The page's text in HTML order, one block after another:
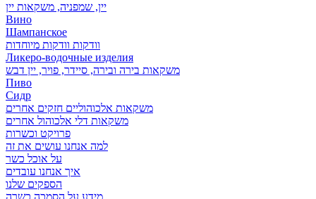
יין, שמפניה, משקאות יין
Вино
Шампанское
וודקות וודקות מיוחדות
Ликеро-водочные изделия
משקאות בירה ובירה, סיידר, פויר, יין דבש
Пиво
Сидр
משקאות אלכוהוליים חזקים אחרים
משקאות דלי אלכוהול אחרים
פרויקט וכשרות
למה אנחנו עושים את זה
על אוכל כשר
איך אנחנו עובדים
הספקים שלנו
מידע על הסמכה כשרה